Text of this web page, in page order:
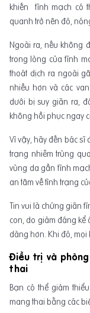
khiến tĩnh mạch có
quanh trở nên đỏ,
Ngoài ra, nếu không
trong lòng của tĩnh
thoát dịch ra ngoài
nhiều hơn và các
dưới bị suy giãn ra,
không hồi phục ngay
Vì vậy, hãy đến bác sĩ
trạng nhiễm trùng
vùng da gần tĩnh
an tâm về tình trạng
Tin vui là chứng giãn
con, do giảm đáng kể
dàng hơn. Khi đó,
Điều trị và
thai
Bạn có thể giảm
mang thai bằng các